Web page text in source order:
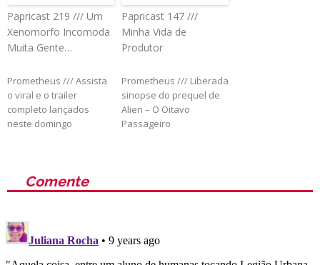
Papricast 219 /// Um
Xenomorfo Incomoda
Muita Gente…
Papricast 147 ///
Minha Vida de
Produtor
Prometheus /// Assista
o viral e o trailer
completo lançados
neste domingo
Prometheus /// Liberada
sinopse do prequel de
Alien – O Oitavo
Passageiro
Comente